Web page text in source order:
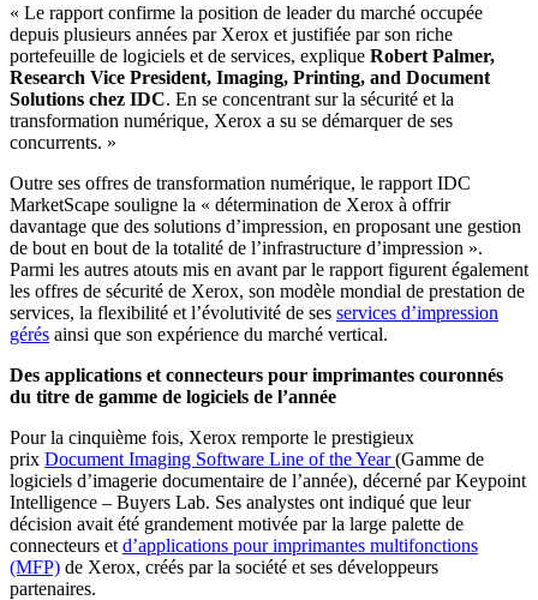
« Le rapport confirme la position de leader du marché occupée
depuis plusieurs années par Xerox et justifiée par son riche
portefeuille de logiciels et de services, explique Robert Palmer,
Research Vice President, Imaging, Printing, and Document
Solutions chez IDC. En se concentrant sur la sécurité et la
transformation numérique, Xerox a su se démarquer de ses
concurrents. »
Outre ses offres de transformation numérique, le rapport IDC
MarketScape souligne la « détermination de Xerox à offrir
davantage que des solutions d’impression, en proposant une gestion
de bout en bout de la totalité de l’infrastructure d’impression ».
Parmi les autres atouts mis en avant par le rapport figurent également
les offres de sécurité de Xerox, son modèle mondial de prestation de
services, la flexibilité et l’évolutivité de ses services d’impression
gérés ainsi que son expérience du marché vertical.
Des applications et connecteurs pour imprimantes couronnés
du titre de gamme de logiciels de l’année
Pour la cinquième fois, Xerox remporte le prestigieux
prix Document Imaging Software Line of the Year(Gamme de
logiciels d’imagerie documentaire de l’année), décerné par Keypoint
Intelligence – Buyers Lab. Ses analystes ont indiqué que leur
décision avait été grandement motivée par la large palette de
connecteurs et d’applications pour imprimantes multifonctions
(MFP) de Xerox, créés par la société et ses développeurs
partenaires.